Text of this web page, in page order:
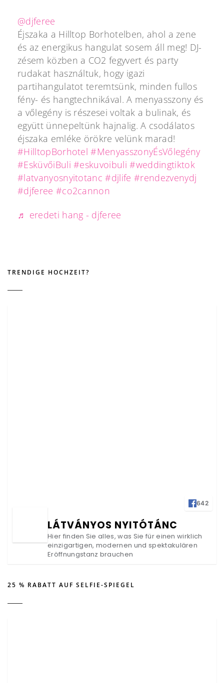
@djferee
Éjszaka a Hilltop Borhotelben, ahol a zene
és az energikus hangulat sosem áll meg! DJ-
zésem közben a CO2 fegyvert és party
rudakat használtuk, hogy igazi
partihangulatot teremtsünk, minden fullos
fény- és hangtechnikával. A menyasszony és
a vőlegény is részesei voltak a bulinak, és
együtt ünnepeltünk hajnalig. A csodálatos
éjszaka emléke örökre velünk marad!
#HilltopBorhotel #MenyasszonyÉsVőlegény
#EsküvőiBuli #eskuvoibuli #weddingtiktok
#latvanyosnyitotanc #djlife #rendezvenydj
#djferee #co2cannon
♬ eredeti hang - djferee
TRENDIGE HOCHZEIT?
642
LÁTVÁNYOS NYITÓTÁNC
Hier finden Sie alles, was Sie für einen wirklich
einzigartigen, modernen und spektakulären
Eröffnungstanz brauchen
25 % RABATT AUF SELFIE-SPIEGEL